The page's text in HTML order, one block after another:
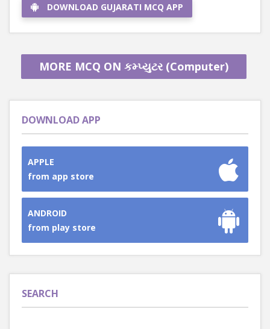
DOWNLOAD GUJARATI MCQ APP
MORE MCQ ON કમ્પ્યુટર (Computer)
DOWNLOAD APP
APPLE
from app store
ANDROID
from play store
SEARCH